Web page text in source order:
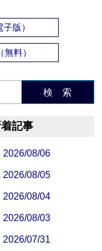
版）
料）
検 索
記事
08/06
08/05
08/04
08/03
07/31